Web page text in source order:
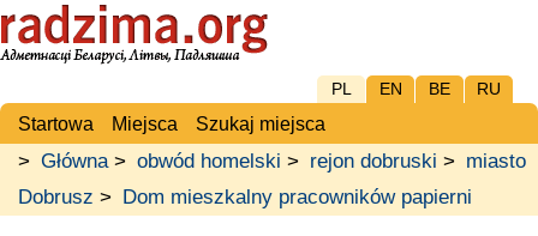
PL EN BE RU
Startowa Miejsca Szukaj miejsca
> Główna> obwód homelski > rejon dobruski > miasto
Dobrusz > Dom mieszkalny pracowników papierni